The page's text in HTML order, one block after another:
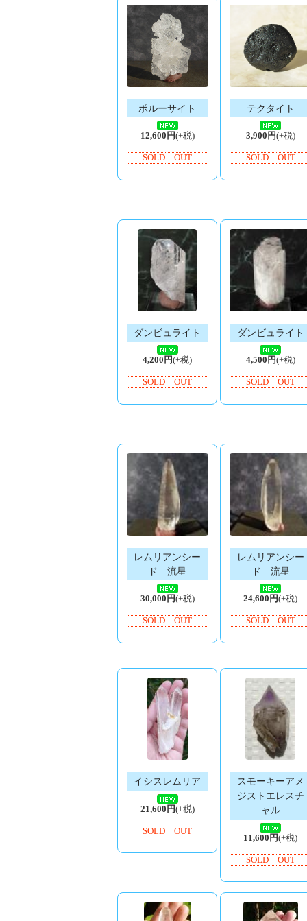
ポルーサイト
12,600円(+税)
SOLD OUT
テクタイト
3,900円(+税)
SOLD OUT
ダンビュライト
4,200円(+税)
SOLD OUT
ダンビュライト
4,500円(+税)
SOLD OUT
レムリアンシー
ド 流星
30,000円(+税)
SOLD OUT
レムリアンシー
ド 流星
24,600円(+税)
SOLD OUT
イシスレムリア
21,600円(+税)
SOLD OUT
スモーキーアメ
ジストエレスチ
ャル
11,600円(+税)
SOLD OUT